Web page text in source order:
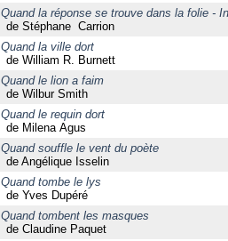
Quand la réponse se trouve dans la folie -
de Stéphane Carrion
Quand la ville dort
de William R. Burnett
Quand le lion a faim
de Wilbur Smith
Quand le requin dort
de Milena Agus
Quand souffle le vent du poète
de Angélique Isselin
Quand tombe le lys
de Yves Dupéré
Quand tombent les masques
de Claudine Paquet